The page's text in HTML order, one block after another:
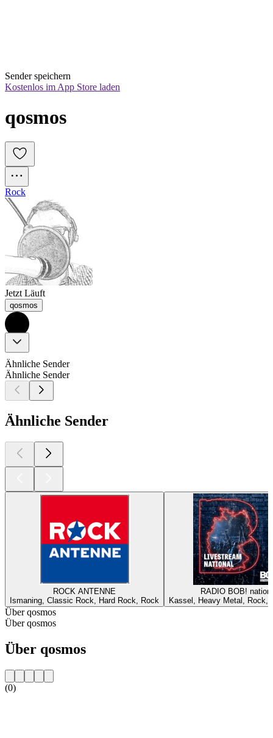
Sender speichern
Kostenlos im App Store laden
qosmos
Rock
Jetzt Läuft
qosmos
Ähnliche Sender
Ähnliche Sender
Ähnliche Sender
ROCK ANTENNE
Ismaning, Classic Rock, Hard Rock, Rock
RADIO BOB!
Kassel, Heavy Metal, Rock,
Über qosmos
Über qosmos
Über qosmos
(0)